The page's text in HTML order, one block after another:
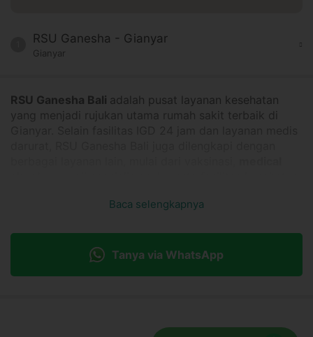
RSU Ganesha Bali adalah pusat layanan kesehatan
yang menjadi rujukan utama rumah sakit terbaik di
, vaksin flu, dan vaksin yellow
dengan standar kenyamanan tinggi bagi para pasien.
Baca selengkapnya
Tanya via WhatsApp
RSU Ganesha - Gianyar
Gianyar